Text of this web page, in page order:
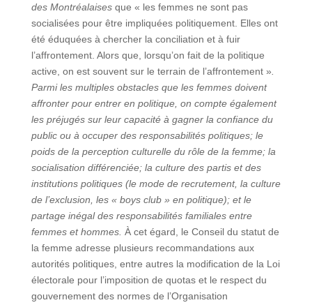
des Montréalaisesque « les femmes ne sont pas
socialisées pour être impliquées politiquement. Elles ont
été éduquées à chercher la conciliation et à fuir
l’affrontement. Alors que, lorsqu’on fait de la politique
active, on est souvent sur le terrain de l’affrontement »
Parmi les multiples obstacles que les femmes doivent
affronter pour entrer en politique, on compte également
les préjugés sur leur capacité à gagner la confiance du
public ou à occuper des responsabilités politiques; le
poids de la perception culturelle du rôle de la femme; la
socialisation différenciée; la culture des partis et des
institutions politiques (le mode de recrutement, la culture
de l’exclusion, les « boys club » en politique); et le
partage inégal des responsabilités familiales entre
femmes et hommes. À cet égard, le Conseil du statut de
la femme adresse plusieurs recommandations aux
autorités politiques, entre autres la modification de la Loi
électorale pour l’imposition de quotas et le respect du
gouvernement des normes de l’Organisation